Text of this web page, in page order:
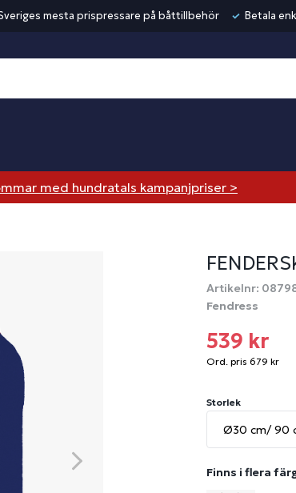
mesta prispressare på båttillbehör Betala
med hundratals kampanjpriser >
Artikelnr:
Fendress
539 kr
Ord. pris 679 kr
Storlek
Finns i flera